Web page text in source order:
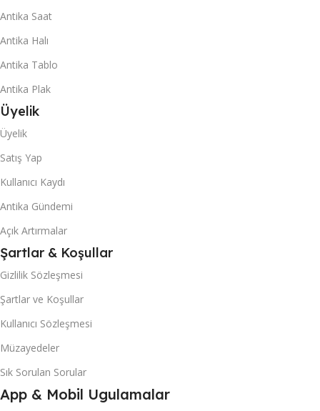
Antika Saat
Antika Halı
Antika Tablo
Antika Plak
Üyelik
Üyelik
Satış Yap
Kullanıcı Kaydı
Antika Gündemi
Açık Artırmalar
Şartlar & Koşullar
Gizlilik Sözleşmesi
Şartlar ve Koşullar
Kullanıcı Sözleşmesi
Müzayedeler
Sık Sorulan Sorular
App & Mobil Ugulamalar